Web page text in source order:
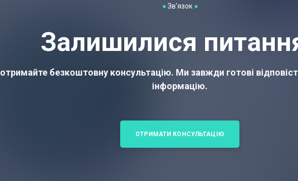
● Зв'язок ●
Залишилися
безкоштовну консультацію. Ми завжди готові
інформацію.
ОТРИМАТИ КОНСУЛЬТАЦІЮ